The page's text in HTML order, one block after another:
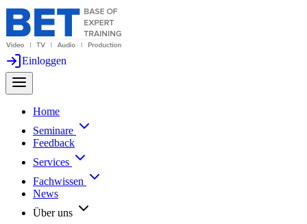
Einloggen
Home
Seminare
Feedback
Services
Fachwissen
News
Über uns